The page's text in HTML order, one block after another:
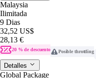
Malaysia
Ilimitada
9 Dias
32,52 US$
28,13 €
20 % de descuento Posible throttling
Detalles
Global Package